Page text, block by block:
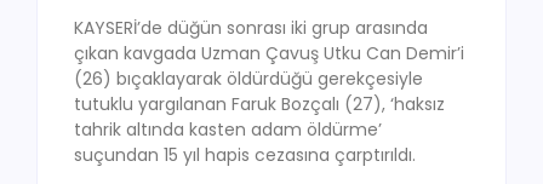
KAYSERİ’de düğün sonrası iki grup arasında
çıkan kavgada Uzman Çavuş Utku Can Demir’i
(26) bıçaklayarak öldürdüğü gerekçesiyle
tutuklu yargılanan Faruk Bozçalı (27), ‘haksız
tahrik altında kasten adam öldürme’
suçundan 15 yıl hapis cezasına çarptırıldı.